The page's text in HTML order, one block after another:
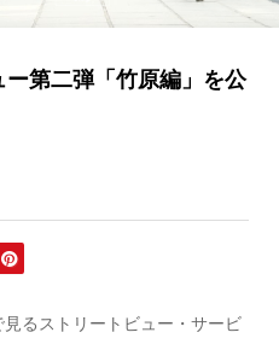
第二弾「竹原編」を公
るストリートビュー・サービ